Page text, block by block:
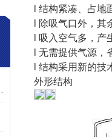
l 结构紧凑、占
l 除吸气口外，
l 吸入空气多，
l 无需提供气源
l 结构采用新的
外形结构